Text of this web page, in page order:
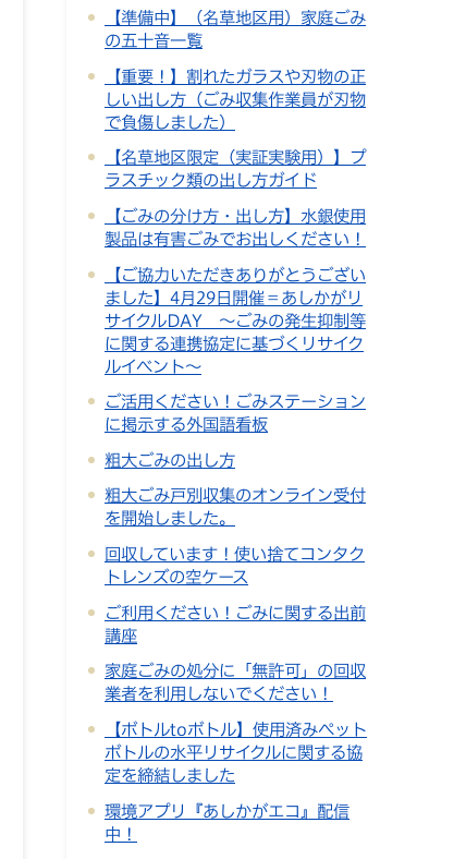
【準備中】（名草地区用）家庭ごみ
の五十音一覧
【重要！】割れたガラスや刃物の正
しい出し方（ごみ収集作業員が刃物
で負傷しました）
【名草地区限定（実証実験用）】プ
ラスチック類の出し方ガイド
【ごみの分け方・出し方】水銀使用
製品は有害ごみでお出しください！
【ご協力いただきありがとうござい
ました】4月29日開催＝あしかがリ
サイクルDAY ～ごみの発生抑制等
に関する連携協定に基づくリサイク
ルイベント～
ご活用ください！ごみステーション
に掲示する外国語看板
粗大ごみの出し方
粗大ごみ戸別収集のオンライン受付
を開始しました。
回収しています！使い捨てコンタク
トレンズの空ケース
ご利用ください！ごみに関する出前
講座
家庭ごみの処分に「無許可」の回収
業者を利用しないでください！
【ボトルtoボトル】使用済みペット
ボトルの水平リサイクルに関する協
定を締結しました
環境アプリ『あしかがエコ』配信
中！